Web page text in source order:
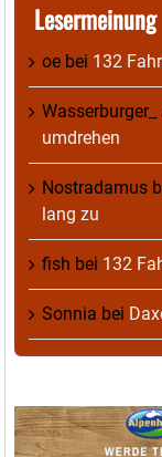
Lesermeinung
oe bei 132
Wasserburger_
umdrehen
Nostradamus
lang zu
fish bei 132
Sonnia bei